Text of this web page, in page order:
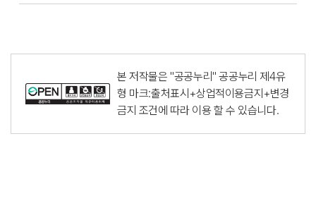
본 저작물은 "공공누리"공공누리 제4유
형 마크:출처표시+상업적이용금지+변경
금지 조건에 따라 이용 할 수 있습니다.